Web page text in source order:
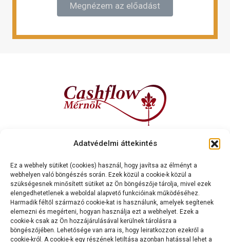
Adatvédelmi áttekintés
Ez a webhely sütiket (cookies) használ, hogy javítsa az élményt a
webhelyen való böngészés során. Ezek közül a cookie-k közül a
szükségesnek minősített sütiket az Ön böngészője tárolja, mivel ezek
elengedhetetlenek a weboldal alapvető funkcióinak működéséhez.
Harmadik féltől származó cookie-kat is használunk, amelyek segítenek
elemezni és megérteni, hogyan használja ezt a webhelyet. Ezek a
cookie-k csak az Ön hozzájárulásával kerülnek tárolásra a
böngészőjében. Lehetősége van arra is, hogy leiratkozzon ezekről a
cookie-król. A cookie-k egy részének letiltása azonban hatással lehet a
Megnézem az előadást
Kapcsolat
2120 Dunakeszi, Dr. Brusznyai Árpád utca 3. Fszt. 2.
+36 70 334 5177
cashflowmernok@gmail.com